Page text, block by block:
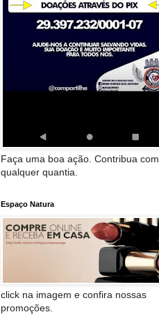
Faça uma boa ação. Contribua com
qualquer quantia.
Espaço Natura
click na imagem e confira nossas
promoções.